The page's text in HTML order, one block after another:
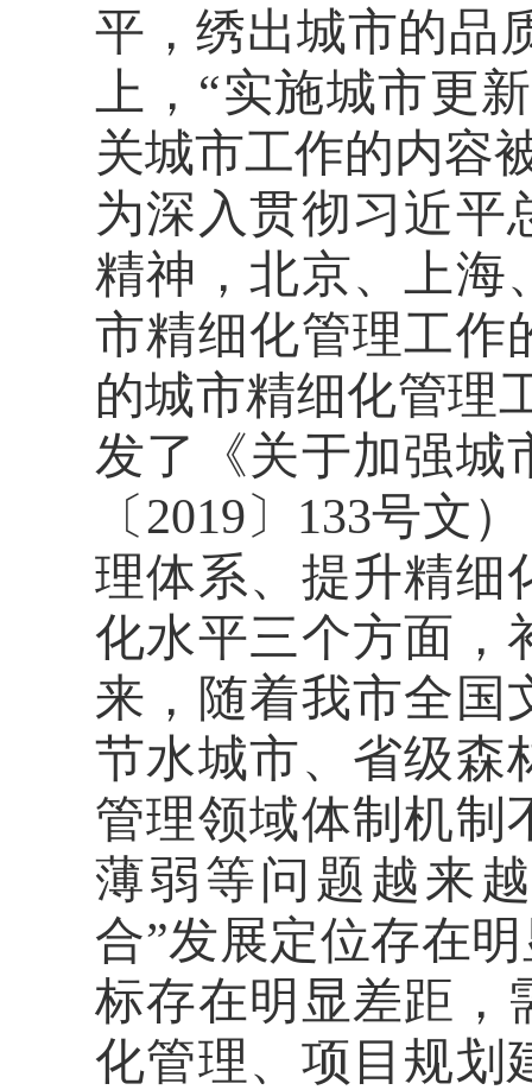
平，绣出城市的品
上，“实施城市更
关城市工作的内容
为深入贯彻习近平
精神，北京、上海
市精细化管理工作
的城市精细化管理
发了《关于加强城
〔 2019〕 133号文
理体系、提升精细
化水平三个方面，
来，随着我市全国
节水城市、省级森
管理领域体制机制
薄弱等问题越来
合”发展定位存在
标存在明显差距，
化管理、项目规划